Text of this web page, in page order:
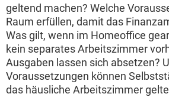
geltend machen? Welche
Raum erfüllen, damit das
Was gilt, wenn im Homeoffice
kein separates Arbeitszimmer
Ausgaben lassen sich absetzen?
Voraussetzungen können
das häusliche Arbeitszimmer